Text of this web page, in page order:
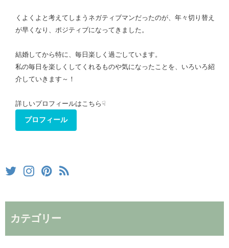
くよくよと考えてしまうネガティブマンだったのが、年々切り替え
が早くなり、ポジティブになってきました。
結婚してから特に、毎日楽しく過ごしています。
私の毎日を楽しくしてくれるものや気になったことを、いろいろ紹
介していきます～！
詳しいプロフィールはこちら☟
プロフィール
カテゴリー